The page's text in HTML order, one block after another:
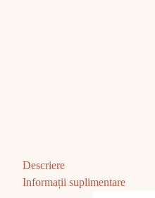
Descriere
Informații suplimentare